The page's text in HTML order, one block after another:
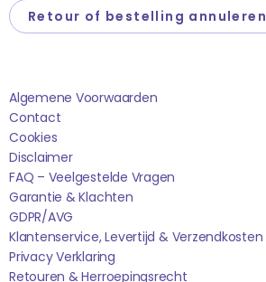
Retour of bestelling annuleren
Algemene Voorwaarden
Contact
Cookies
Disclaimer
FAQ – Veelgestelde Vragen
Garantie & Klachten
GDPR/AVG
Klantenservice, Levertijd & Verzendkosten
Privacy Verklaring
Retouren & Herroepingsrecht